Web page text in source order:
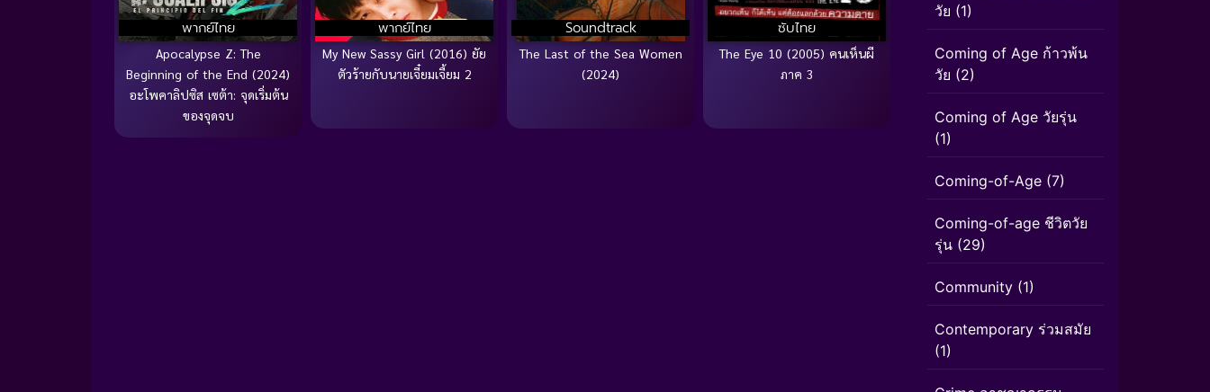
พากย์ไทย
Apocalypse Z: The
Beginning of the End (2024)
อะโพคาลิปซิส เซต้า: จุดเริ่มต้น
ของจุดจบ
พากย์ไทย
My New Sassy Girl (2016) ยัย
ตัวร้ายกับนายเจี๋ยมเจี้ยม 2
Soundtrack
The Last of the Sea Women
(2024)
ซับไทย
The Eye 10 (2005) คนเห็นผี
ภาค 3
วัย (1)
Coming of Age ก้าวพ้น
วัย (2)
Coming of Age วัยรุ่น
(1)
Coming-of-Age (7)
Coming-of-age ชีวิตวัย
รุ่น (29)
Community (1)
Contemporary ร่วมสมัย
(1)